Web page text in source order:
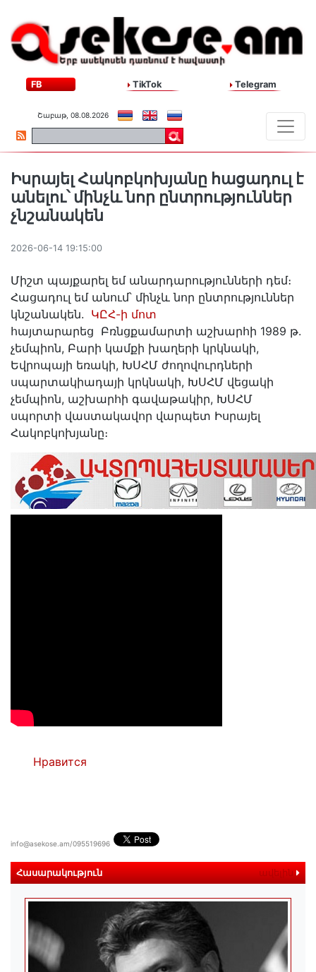
FB TikTok Telegram
Շաբաթ, 08.08.2026
Իսրայել Հակոբկոխյանը հացադուլ է
անելու՝ մինչև նոր ընտրություններ
չնշանակեն
2026-06-14 19:15:00
Միշտ պայքարել եմ անարդարությունների դեմ։
Հացադուլ եմ անում՝ մինչև նոր ընտրություններ
կնշանակեն. ԿԸՀ-ի մոտ
հայտարարեց Բռնցքամարտի աշխարհի 1989 թ.
չեմպիոն, Բարի կամքի խաղերի կրկնակի,
Եվրոպայի եռակի, ԽՍՀՄ ժողովուրդների
սպարտակիադայի կրկնակի, ԽՍՀՄ վեցակի
չեմպիոն, աշխարհի գավաթակիր, ԽՍՀՄ
սպորտի վաստակավոր վարպետ Իսրայել
Հակոբկոխյանը։
Нравится
info@asekose.am/095519696
Հասարակություն ավելին